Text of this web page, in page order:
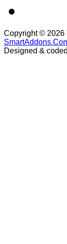
Copyright © 2026
Designed &